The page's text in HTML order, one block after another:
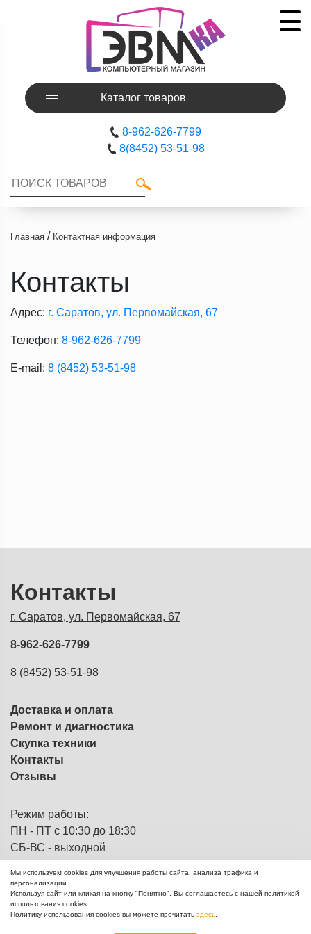
Каталог товаров
8-962-626-7799
8(8452) 53-51-98
Главная / Контактная информация
Контакты
Адрес: г. Саратов, ул. Первомайская, 67
Телефон: 8-962-626-7799
E-mail: 8 (8452) 53-51-98
Контакты
г. Саратов, ул. Первомайская, 67
8-962-626-7799
8 (8452) 53-51-98
Доставка и оплата
Ремонт и диагностика
Скупка техники
Контакты
Отзывы
Режим работы:
ПН - ПТ с 10:30 до 18:30
СБ-ВС - выходной
© 2013 - 2026ЭВМка - компьютерный
комиссионный магазин
Создание сайтов Mikhail Degtyarev
Мы используем cookies для улучшения работы сайта, анализа трафика и
персонализации.
Используя сайт или кликая на кнопку "Понятно", Вы соглашаетесь с нашей политикой
использования cookies.
Политику использования cookies вы можете прочитать здесь